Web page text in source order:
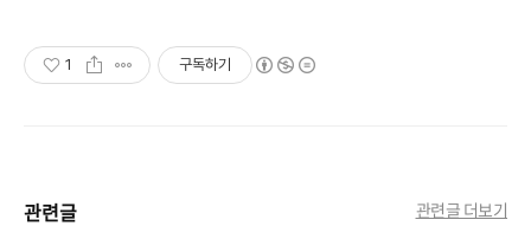
1 구독하기
관련글 관련글 더보기